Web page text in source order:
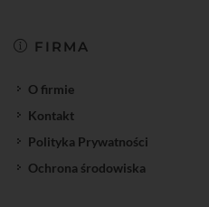
FIRMA
O firmie
Kontakt
Polityka Prywatności
Ochrona środowiska